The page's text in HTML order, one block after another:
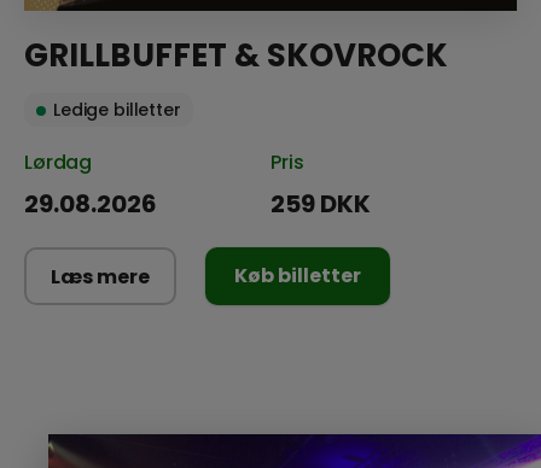
GRILLBUFFET & SKOVROCK
Ledige billetter
Lørdag
29.08.2026
Pris
259 DKK
Læs mere Køb billetter